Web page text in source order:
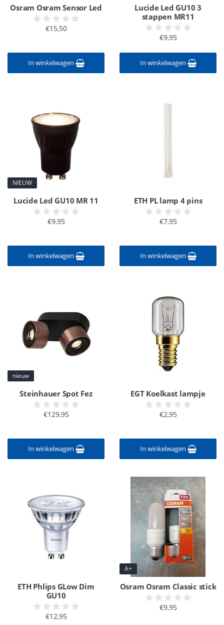
Osram Osram Sensor Led
€15,50
In winkelwagen
Lucide Led GU10 3
stappen MR11
€9,95
In winkelwagen
NIEUW
Lucide Led GU10 MR 11
€9,95
In winkelwagen
ETH PL lamp 4 pins
€7,95
In winkelwagen
nieuw
Steinhauer Spot Fez
€129,95
In winkelwagen
EGT Koelkast lampje
€2,95
In winkelwagen
ETH Phlips GLow Dim
GU10
€12,95
A+
Osram Osram Classic stick
€9,95